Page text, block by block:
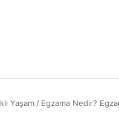
Yaşam / Egzama Nedir?